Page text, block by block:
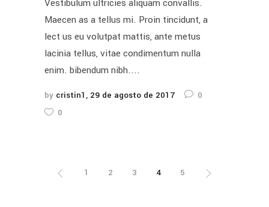
Vestibulum ultricies aliquam convallis.
Maecen as a tellus mi. Proin tincidunt, a
lect us eu volutpat mattis, ante metus
lacinia tellus, vitae condimentum nulla
enim. bibendum nibh....
by cristin1 29 de agosto de 2017
0
0
1 2 3 4 5